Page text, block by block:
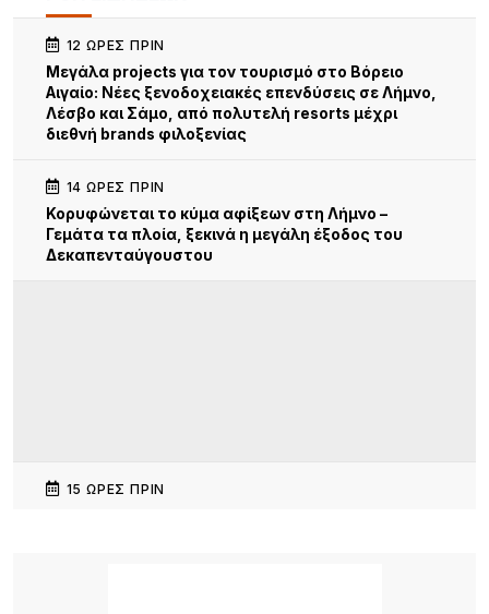
12 ΏΡΕΣ ΠΡΙΝ
Μεγάλα projects για τον τουρισμό στο Βόρειο
Αιγαίο: Νέες ξενοδοχειακές επενδύσεις σε Λήμνο,
Λέσβο και Σάμο, από πολυτελή resorts μέχρι
διεθνή brands φιλοξενίας
14 ΏΡΕΣ ΠΡΙΝ
Κορυφώνεται το κύμα αφίξεων στη Λήμνο –
Γεμάτα τα πλοία, ξεκινά η μεγάλη έξοδος του
Δεκαπενταύγουστου
15 ΏΡΕΣ ΠΡΙΝ